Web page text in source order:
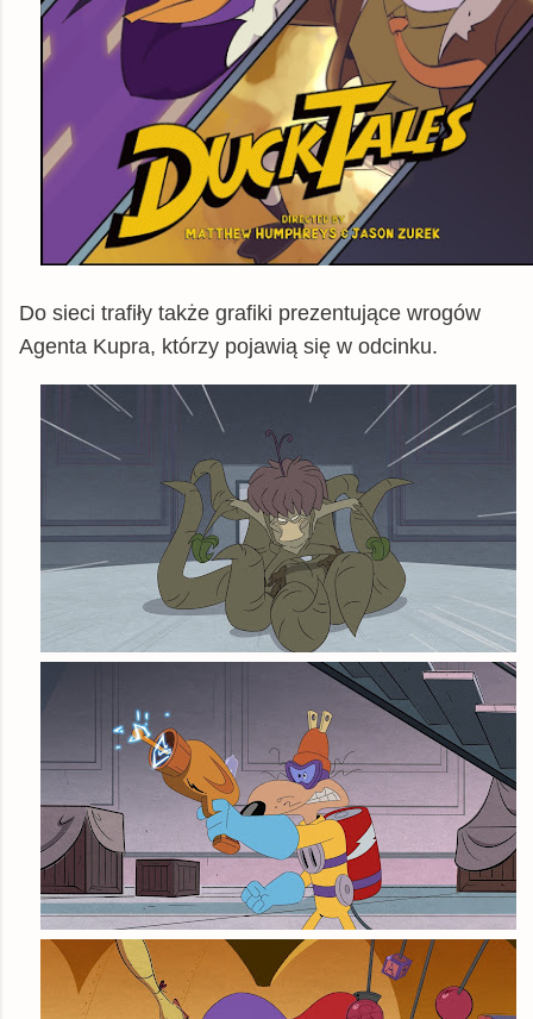
Do sieci trafiły także grafiki prezentujące wrogów
Agenta Kupra, którzy pojawią się w odcinku.